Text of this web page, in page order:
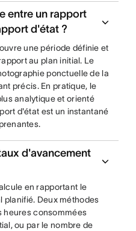
entre un rapport
d'état ?
une période définie et
au plan initial. Le
ponctuelle de la
précis. En pratique, le
analytique et orienté
d'état est un instantané
d'avancement
en rapportant le
planifié. Deux méthodes
heures consommées
ou par le nombre de